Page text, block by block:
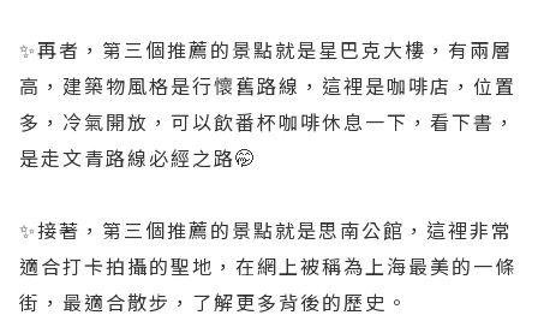
✨️再者，第三個推薦的景點就是星巴克大樓，有兩層
高，建築物風格是行懷舊路線，這裡是咖啡店，位置
多，冷氣開放，可以飲番杯咖啡休息一下，看下書，
是走文青路線必經之路🤭
✨️接著，第三個推薦的景點就是思南公館，這裡非常
適合打卡拍攝的聖地，在網上被稱為上海最美的一條
街，最適合散步，了解更多背後的歷史。